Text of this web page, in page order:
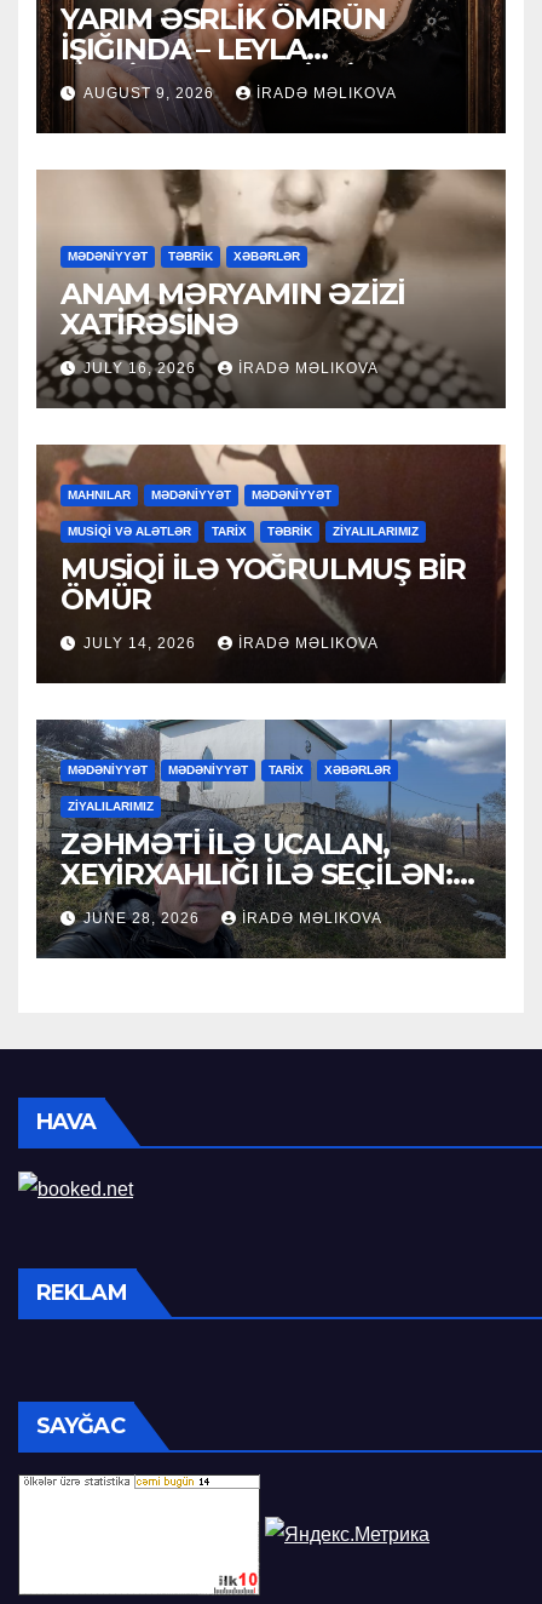
YARIM ƏSRLİK ÖMRÜN
İŞIĞINDA – LEYLA
MƏCİDOVAYA 50 İLLİK
YUBİLEY TƏBRİKİ
AUGUST 9, 2026 İRADƏ MƏLIKOVA
MƏDƏNİYYƏT TƏBRİK XƏBƏRLƏR
ANAM MƏRYAMIN ƏZİZİ
XATİRƏSİNƏ
JULY 16, 2026 İRADƏ MƏLIKOVA
MAHNILAR MƏDƏNİYYƏT MƏDƏNİYYƏT
MUSİQİ VƏ ALƏTLƏR TARİX TƏBRİK ZİYALILARIMIZ
MUSİQİ İLƏ YOĞRULMUŞ BİR
ÖMÜR
JULY 14, 2026 İRADƏ MƏLIKOVA
MƏDƏNİYYƏT MƏDƏNİYYƏT TARİX XƏBƏRLƏR
ZİYALILARIMIZ
ZƏHMƏTİ İLƏ UCALAN,
XEYİRXAHLIĞI İLƏ SEÇİLƏN:
HACI RAMAZAN QULİYEV
JUNE 28, 2026 İRADƏ MƏLIKOVA
HAVA
REKLAM
SAYĞAC